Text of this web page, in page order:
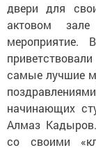
двери для
актовом
мероприятие.
самые лучшие
начинающих
Алмаз
со своими